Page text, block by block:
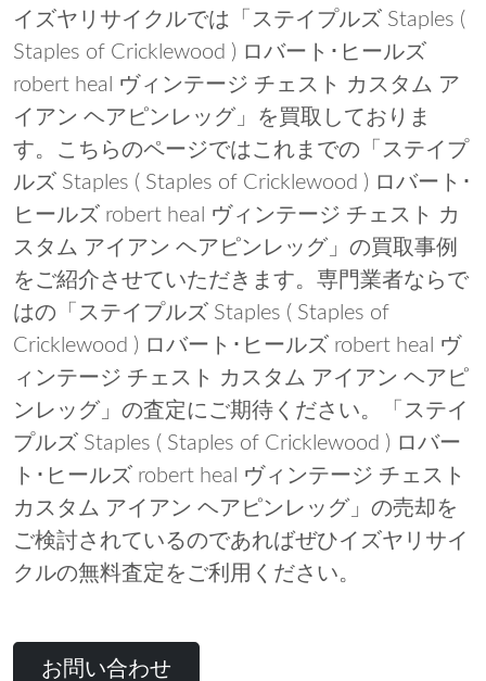
イズヤリサイクルでは「ステイプルズ Staples (
Staples of Cricklewood ) ロバート･ヒールズ
robert heal ヴィンテージ チェスト カスタム ア
イアン ヘアピンレッグ」を買取しておりま
す。こちらのページではこれまでの「ステイプ
ルズ Staples ( Staples of Cricklewood ) ロバート･
ヒールズ robert heal ヴィンテージ チェスト カ
スタム アイアン ヘアピンレッグ」の買取事例
をご紹介させていただきます。専門業者ならで
はの「ステイプルズ Staples ( Staples of
Cricklewood ) ロバート･ヒールズ robert heal ヴ
ィンテージ チェスト カスタム アイアン ヘアピ
ンレッグ」の査定にご期待ください。「ステイ
プルズ Staples ( Staples of Cricklewood ) ロバー
ト･ヒールズ robert heal ヴィンテージ チェスト
カスタム アイアン ヘアピンレッグ」の売却を
ご検討されているのであればぜひイズヤリサイ
クルの無料査定をご利用ください。
お問い合わせ